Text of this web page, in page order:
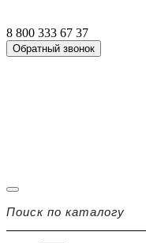
8 800 333 67 37
Обратный звонок